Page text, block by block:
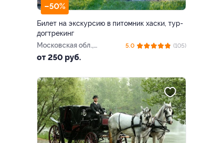
–50%
Билет на экскурсию в питомник хаски, тур-
догтрекинг
Московская обл.,
Ступинский р-н, ст.
от 250 руб.
5.0 (105)